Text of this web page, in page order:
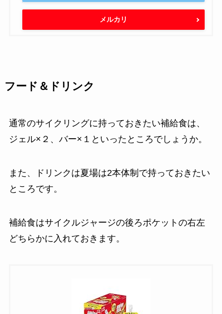
メルカリ
フード＆ドリンク
通常のサイクリングに持っておきたい補給食は、
ジェル×２、バー×１といったところでしょうか。
また、ドリンクは夏場は2本体制で持っておきたい
ところです。
補給食はサイクルジャージの後ろポケットの右左
どちらかに入れておきます。